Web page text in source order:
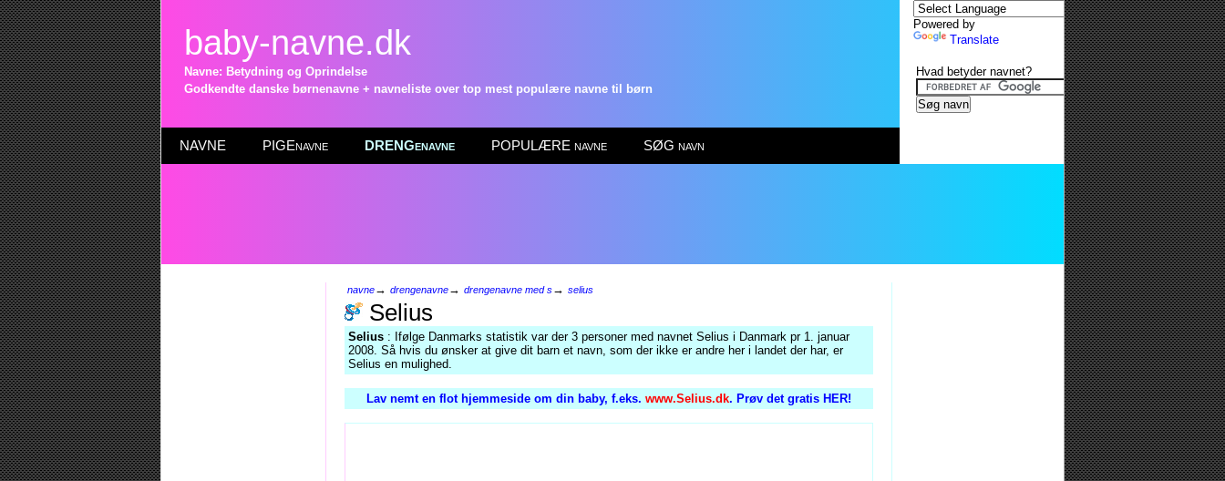
baby-navne.dk
Navne: Betydning og Oprindelse
Godkendte danske børnenavne + navneliste over top mest populære navne til børn
NAVNE PIGEnavne DRENGenavne POPULÆRE navne SØG navn
navne→ drengenavne→ drengenavne med s→ selius
Selius
Selius : Ifølge Danmarks statistik var der 3 personer med navnet Selius i Danmark pr 1. januar
2008. Så hvis du ønsker at give dit barn et navn, som der ikke er andre her i landet der har, er
Selius en mulighed.
Lav nemt en flot hjemmeside om din baby, f.eks. www.Selius.dk. Prøv det gratis HER!
Powered by
Translate
Hvad betyder navnet?